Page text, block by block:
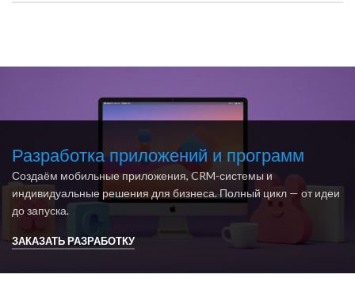
Разработка приложений и программ
Создаём мобильные приложения, CRM-системы и
индивидуальные решения для бизнеса. Полный цикл — от идеи
до запуска.
ЗАКАЗАТЬ РАЗРАБОТКУ